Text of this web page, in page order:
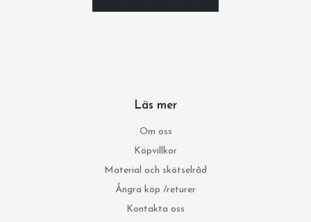
Läs mer
Om oss
Köpvillkor
Material och skötselråd
Ångra köp /returer
Kontakta oss